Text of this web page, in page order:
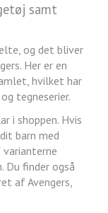
samt
og det bliver
Her er en
hvilket har
tegneserier.
i shoppen. Hvis
barn med
Du finder også
af Avengers,